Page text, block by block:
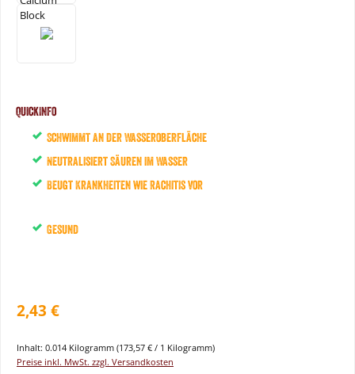
QuickInfo
Schwimmt an der Wasseroberfläche
Neutralisiert Säuren im Wasser
Beugt Krankheiten wie Rachitis vor
Gesund
2,43 €
Inhalt: 0.014 Kilogramm (173,57 € / 1 Kilogramm)
Preise inkl. MwSt. zzgl. Versandkosten